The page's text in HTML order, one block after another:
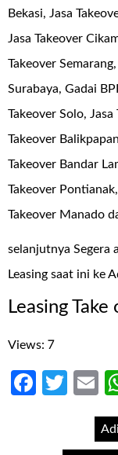
Bekasi, Jasa
Jasa Takeover
Takeover
Surabaya, Gadai
Takeover Solo, Jasa
Takeover
Takeover Bandar
Takeover
Takeover Manado
selanjutnya Segera
Leasing saat ini ke
Leasing
Views: 7